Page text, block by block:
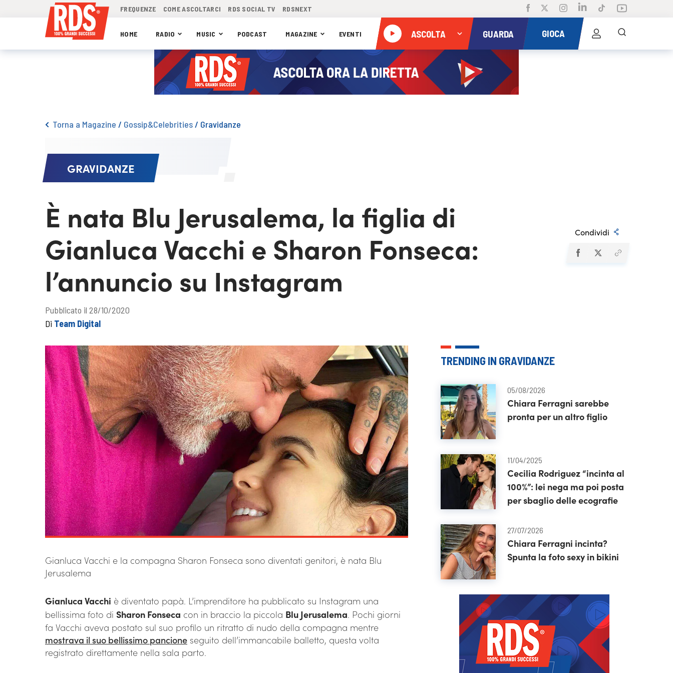
FREQUENZE COME ASCOLTARCI RDS SOCIAL TV RDSNEXT
HOME RADIO MUSIC PODCAST MAGAZINE EVENTI ASCOLTA GUARDA GIOCA
Torna a Magazine / Gossip&Celebrities/ Gravidanze
GRAVIDANZE
È nata Blu Jerusalema, la figlia di
Gianluca Vacchi e Sharon Fonseca:
l’annuncio su Instagram
Condividi
Pubblicato il 28/10/2020
Di Team Digital
Gianluca Vacchi e la compagna Sharon Fonseca sono diventati genitori, è nata Blu
Jerusalema
Gianluca Vacchi è diventato papà. L’imprenditore ha pubblicato su Instagram una
bellissima foto di Sharon Fonseca con in braccio la piccola Blu Jerusalema. Pochi giorni
fa Vacchi aveva postato sul suo profilo un ritratto di nudo della compagna mentre
mostrava il suo bellissimo pancione seguito dell’immancabile balletto, questa volta
registrato direttamente nella sala parto.
TRENDING IN GRAVIDANZE
05/08/2026
Chiara Ferragni sarebbe
pronta per un altro figlio
11/04/2025
Cecilia Rodriguez “incinta al
100%”: lei nega ma poi posta
per sbaglio delle ecografie
27/07/2026
Chiara Ferragni incinta?
Spunta la foto sexy in bikini